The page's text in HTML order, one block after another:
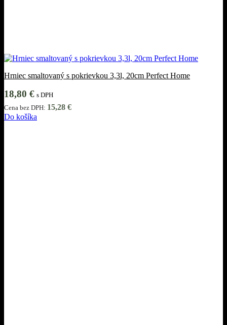
Hrniec smaltovaný s pokrievkou 3,3l, 20cm Perfect Home
18,80 € s DPH
Cena bez DPH: 15,28 €
Do košíka